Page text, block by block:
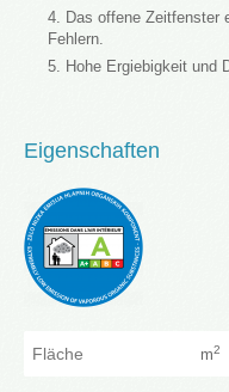
Das offene Zeitfenster
Fehlern.
Hohe Ergiebigkeit und
Eigenschaften
m2